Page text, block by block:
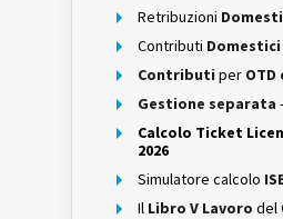
Retribuzioni
Contributi Domestici
Contributi per OTD
Gestione separata
Calcolo Ticket
2026
Simulatore calcolo
Il Libro V Lavoro del